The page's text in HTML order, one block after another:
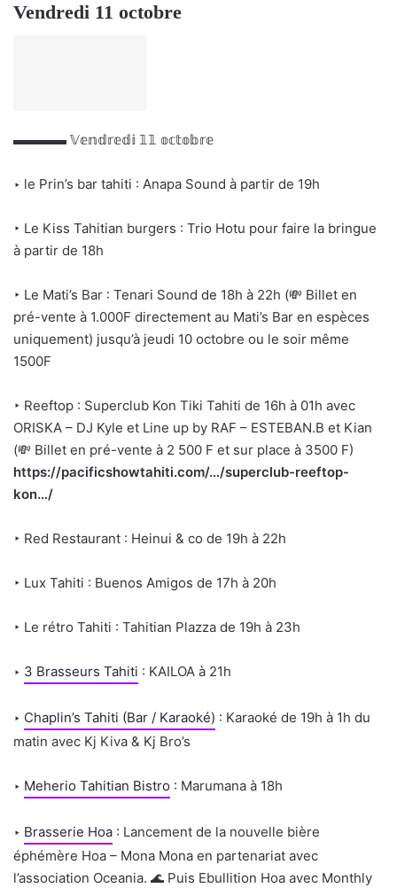
Vendredi 11 octobre
▬▬▬▬ 𝕍𝕖𝕟𝕕𝕣𝕖𝕕𝕚 𝟙𝟙 𝕠𝕔𝕥𝕠𝕓𝕣𝕖
‣ le Prin’s bar tahiti : Anapa Sound à partir de 19h
‣ Le Kiss Tahitian burgers : Trio Hotu pour faire la bringue
à partir de 18h
‣ Le Mati’s Bar : Tenari Sound de 18h à 22h (💸 Billet en
pré-vente à 1.000F directement au Mati’s Bar en espèces
uniquement) jusqu’à jeudi 10 octobre ou le soir même
1500F
‣ Reeftop : Superclub Kon Tiki Tahiti de 16h à 01h avec
ORISKA – DJ Kyle et Line up by RAF – ESTEBAN.B et Kian
(💸 Billet en pré-vente à 2 500 F et sur place à 3500 F)
https://pacificshowtahiti.com/…/superclub-reeftop-
kon…/
‣ Red Restaurant : Heinui & co de 19h à 22h
‣ Lux Tahiti : Buenos Amigos de 17h à 20h
‣ Le rétro Tahiti : Tahitian Plazza de 19h à 23h
‣ 3 Brasseurs Tahiti : KAILOA à 21h
‣ Chaplin’s Tahiti (Bar / Karaoké) : Karaoké de 19h à 1h du
matin avec Kj Kiva & Kj Bro’s
‣ Meherio Tahitian Bistro : Marumana à 18h
‣ Brasserie Hoa : Lancement de la nouvelle bière
éphémère Hoa – Mona Mona en partenariat avec
l’association Oceania. 🌊 Puis Ebullition Hoa avec Monthly